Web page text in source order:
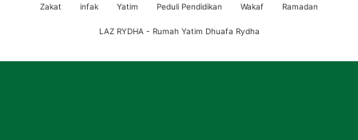
Zakat infak Yatim Peduli Pendidikan Wakaf Ramadan
LAZ RYDHA - Rumah Yatim Dhuafa Rydha